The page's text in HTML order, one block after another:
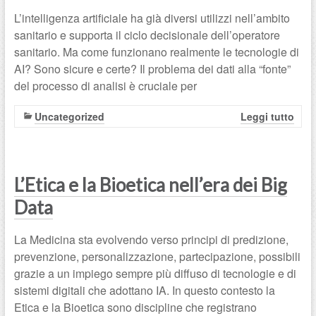
L’intelligenza artificiale ha già diversi utilizzi nell’ambito
sanitario e supporta il ciclo decisionale dell’operatore
sanitario. Ma come funzionano realmente le tecnologie di
AI? Sono sicure e certe? Il problema dei dati alla “fonte”
del processo di analisi è cruciale per
Uncategorized Leggi tutto
L’Etica e la Bioetica nell’era dei Big
Data
La Medicina sta evolvendo verso principi di predizione,
prevenzione, personalizzazione, partecipazione, possibili
grazie a un impiego sempre più diffuso di tecnologie e di
sistemi digitali che adottano IA. In questo contesto la
Etica e la Bioetica sono discipline che registrano